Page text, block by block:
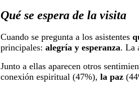
Qué se espera de la visita
Cuando se pregunta a los asistentes
principales: alegría y esperanza. La
Junto a ellas aparecen otros
conexión espiritual (47%), la paz